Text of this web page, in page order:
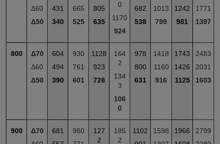
Δ60
Δ50
431
340
665
525
805
635
0
1170
924
682
538
1013
799
1242
981
1771
1397
800
Δ70
Δ60
Δ50
604
494
390
930
761
601
1128
923
728
164
2
134
3
106
0
978
800
631
1418
1160
916
1743
1426
1125
2483
2031
1603
900
Δ70
681
980
127
2
185
2
1102
1598
1966
2799